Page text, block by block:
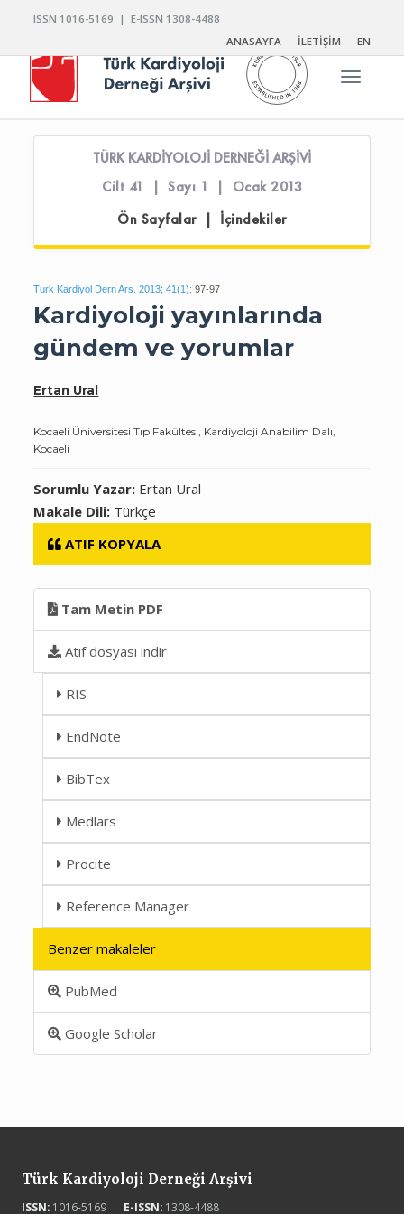
ISSN 1016-5169 | E-ISSN 1308-4488
ANASAYFA
İLETİŞİM EN
Toggle
TÜRK KARDİYOLOJİ DERNEĞİ ARŞİVİ
Cilt 41 | Sayı 1 | Ocak 2013
Ön Sayfalar | İçindekiler
Turk Kardiyol Dern Ars. 2013; 41(1): 97-97
Kardiyoloji yayınlarında
gündem ve yorumlar
Ertan Ural
Kocaeli Üniversitesi Tıp Fakültesi, Kardiyoloji Anabilim Dalı,
Kocaeli
Sorumlu Yazar: Ertan Ural
Makale Dili: Türkçe
ATIF KOPYALA
Tam Metin PDF
Atıf dosyası indir
RIS
EndNote
BibTex
Medlars
Procite
Reference Manager
Benzer makaleler
PubMed
Google Scholar
Türk Kardiyoloji Derneği Arşivi
ISSN:1016-5169 | E-ISSN:1308-4488